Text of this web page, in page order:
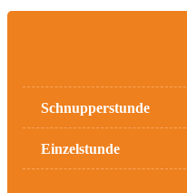
Schnupperstunde
Einzelstunde